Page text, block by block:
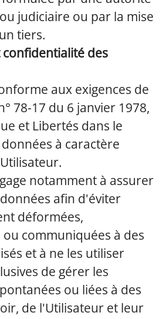
judiciaire ou par la mise
tiers.
des
aux exigences de
78-17 du 6 janvier 1978,
et Libertés dans le
à caractère
notamment à assurer
afin d'éviter
déformées,
communiquées à des
et à ne les utiliser
de gérer les
ou liées à des
de l'Utilisateur et leur